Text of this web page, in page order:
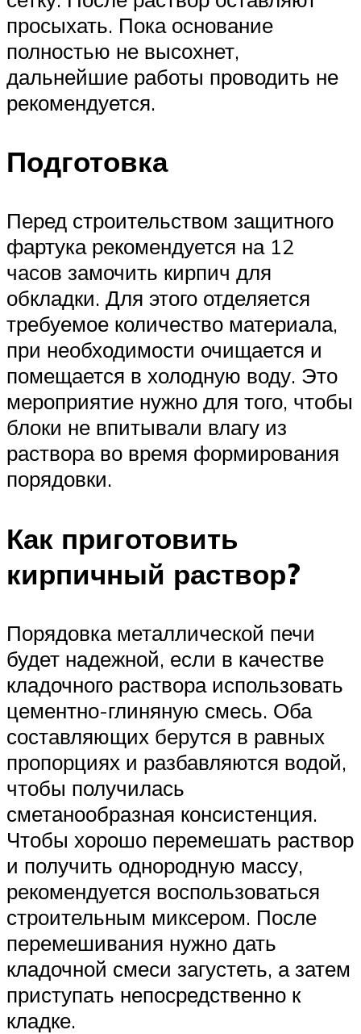
просыхать. Пока основание
полностью не высохнет,
дальнейшие работы проводить не
рекомендуется.
Подготовка
Перед строительством защитного
фартука рекомендуется на 12
часов замочить кирпич для
обкладки. Для этого отделяется
требуемое количество материала,
при необходимости очищается и
помещается в холодную воду. Это
мероприятие нужно для того, чтобы
блоки не впитывали влагу из
раствора во время формирования
порядовки.
Как приготовить
кирпичный раствор?
Порядовка металлической печи
будет надежной, если в качестве
кладочного раствора использовать
цементно-глиняную смесь. Оба
составляющих берутся в равных
пропорциях и разбавляются водой,
чтобы получилась
сметанообразная консистенция.
Чтобы хорошо перемешать раствор
и получить однородную массу,
рекомендуется воспользоваться
строительным миксером. После
перемешивания нужно дать
кладочной смеси загустеть, а затем
приступать непосредственно к
кладке.